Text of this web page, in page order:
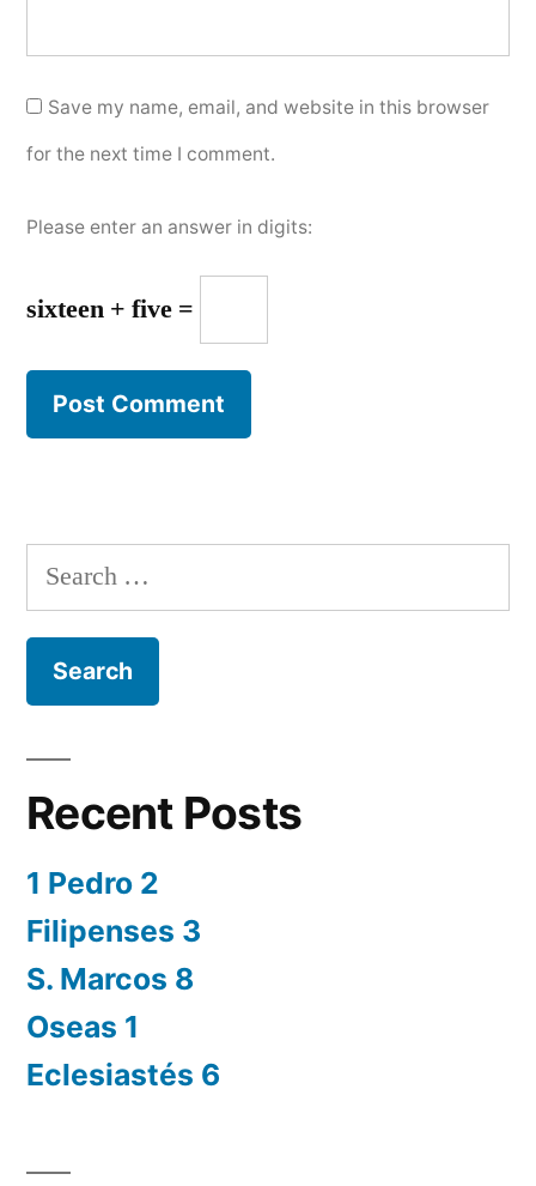
Save my name, email, and website in this browser
for the next time I comment.
Please enter an answer in digits:
sixteen + five =
Search
for:
Recent Posts
1 Pedro 2
Filipenses 3
S. Marcos 8
Oseas 1
Eclesiastés 6